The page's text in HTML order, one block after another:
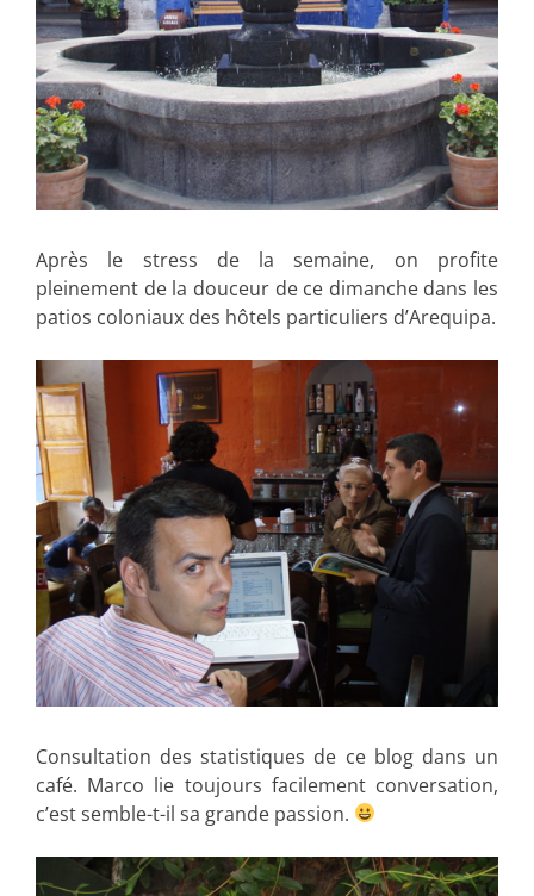
Après le stress de la semaine, on profite
pleinement de la douceur de ce dimanche dans les
patios coloniaux des hôtels particuliers d’Arequipa.
Consultation des statistiques de ce blog dans un
café. Marco lie toujours facilement conversation,
c’est semble-t-il sa grande passion.